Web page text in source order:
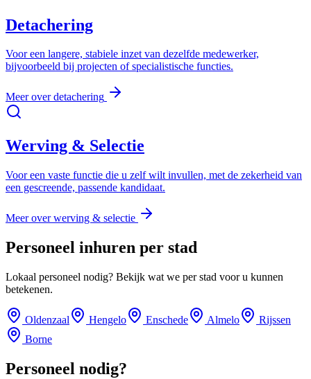
Detachering
Voor een langere, stabiele inzet van dezelfde medewerker,
bijvoorbeeld bij projecten of specialistische functies.
Meer overdetachering
Werving & Selectie
Voor een vaste functie die u zelf wilt invullen, met de zekerheid van
een gescreende, passende kandidaat.
Meer overwerving & selectie
Personeel inhuren per stad
Lokaal personeel nodig? Bekijk wat we per stad voor u kunnen
betekenen.
Oldenzaal Hengelo Enschede Almelo
Rijssen
Borne
Personeel nodig?